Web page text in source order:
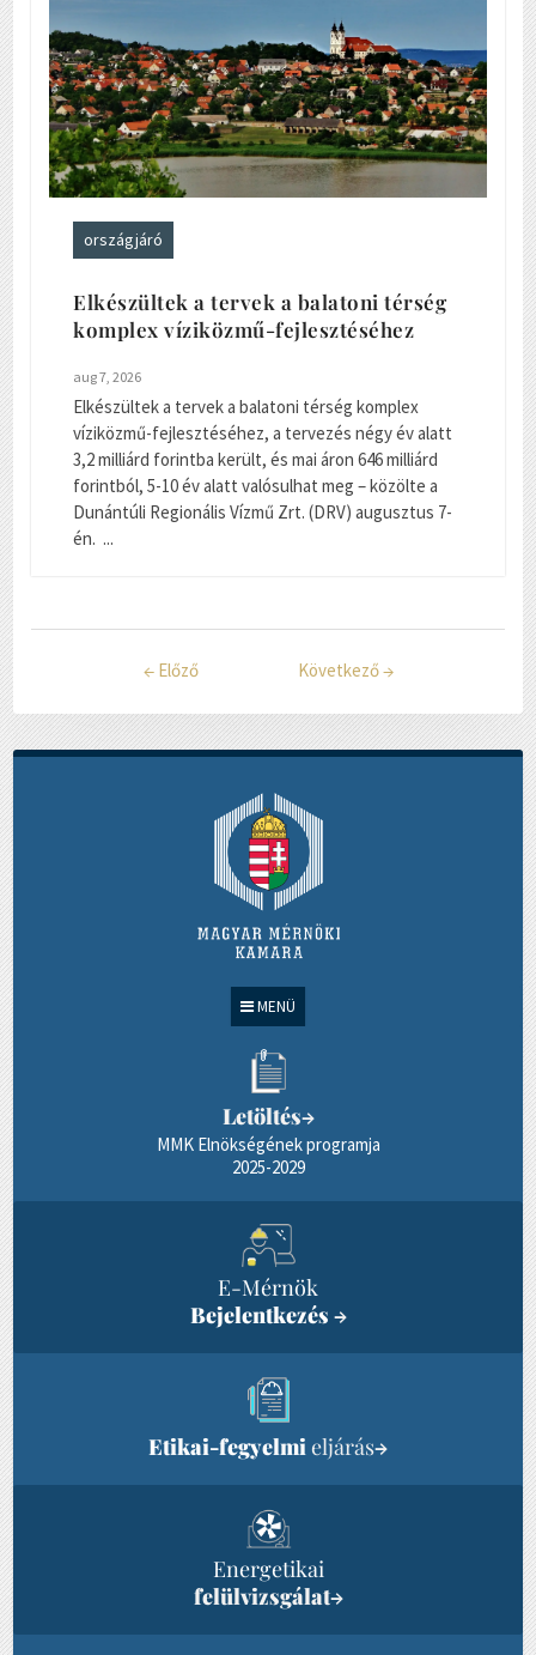
MENÜ
Letöltés→
MMK Elnökségének programja
2025-2029
E-Mérnök
Bejelentkezés →
Etikai-fegyelmi eljárás→
Energetikai
felülvizsgálat→
országjáró
Elkészültek a tervek a balatoni térség
komplex víziközmű-fejlesztéséhez
aug 7, 2026
Elkészültek a tervek a balatoni térség komplex
víziközmű-fejlesztéséhez, a tervezés négy év alatt
3,2 milliárd forintba került, és mai áron 646 milliárd
forintból, 5-10 év alatt valósulhat meg – közölte a
Dunántúli Regionális Vízmű Zrt. (DRV) augusztus 7-
én. ...
← Előző Következő→